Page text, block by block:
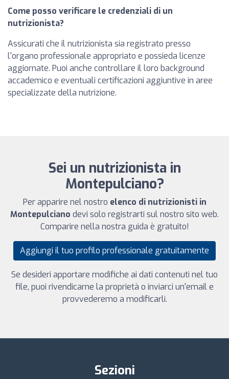
Come posso verificare le credenziali di un
nutrizionista?
Assicurati che il nutrizionista sia registrato presso
l'organo professionale appropriato e possieda licenze
aggiornate. Puoi anche controllare il loro background
accademico e eventuali certificazioni aggiuntive in aree
specializzate della nutrizione.
Sei un nutrizionista in
Montepulciano?
Per apparire nel nostro elenco di nutrizionisti in
Montepulciano devi solo registrarti sul nostro sito web.
Comparire nella nostra guida è gratuito!
Aggiungi il tuo profilo professionale gratuitamente
Se desideri apportare modifiche ai dati contenuti nel tuo
file, puoi rivendicarne la proprietà o inviarci un'email e
provvederemo a modificarli.
Sezioni